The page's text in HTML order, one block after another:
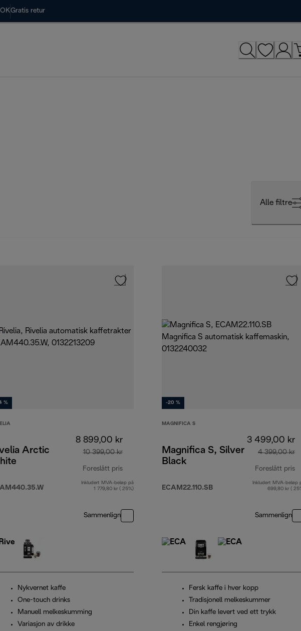
Gratis retur
Alle filtre
%
Arctic
8 899,00 kr
10 399,00 kr
Foreslått pris
opprinnelig pris 10 399,00 kr
Inkludert MVA-beløp på
1 779,80 kr ( 25%)
Sammenlign
Nykvernet kaffe
One-touch drinks
Manuell melkeskumming
Variasjon av drikke
-20 %
MAGNIFICA S
Magnifica S, Silver
Black
ECAM22.110.SB
3 499,00 kr
4 399,00 kr
Foreslått pris
Inkludert MVA-beløp
699,80 kr (
Sammenlign
Fersk kaffe i hver kopp
Tradisjonell melkeskummer
Din kaffe levert ved ett trykk
Enkel rengjøring